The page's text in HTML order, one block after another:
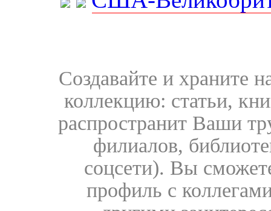
Создавайте и храните
коллекцию: статьи,
распространит Ваши
филиалов,
соцсети). Вы
профиль с